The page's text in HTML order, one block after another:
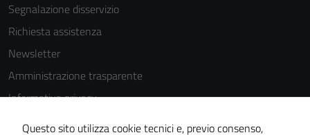
Segnalazione disservizio
Richiesta assistenza
Newsletter
Amministrazione trasparente
Informativa privacy
Cookie Policy
Questo sito utilizza cookie tecnici e, previo consenso,